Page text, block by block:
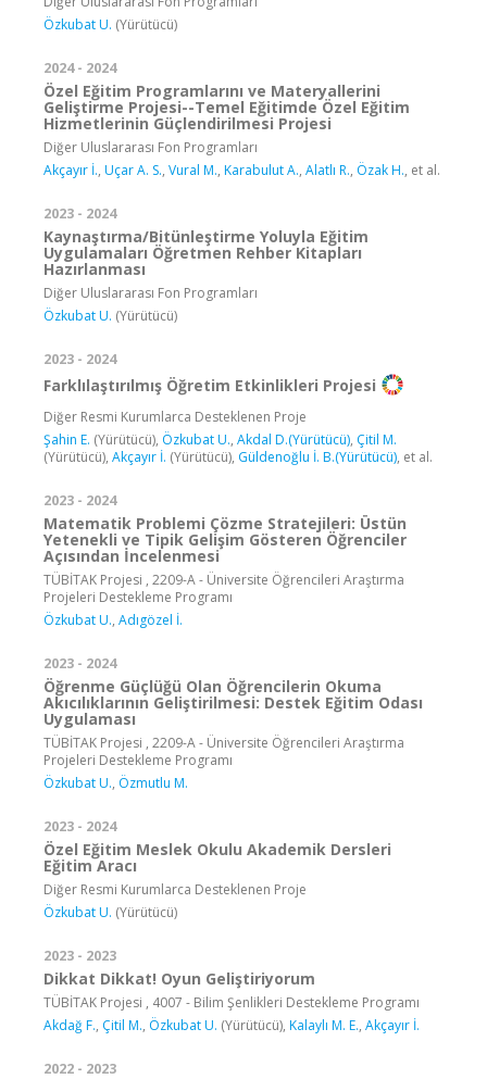
Özkubat U. (Yürütücü)
2024 - 2024
Özel Eğitim Programlarını ve Materyallerini
Geliştirme Projesi--Temel Eğitimde Özel Eğitim
Hizmetlerinin Güçlendirilmesi Projesi
Diğer Uluslararası Fon Programları
Akçayır İ., Uçar A. S., Vural M., Karabulut A., Alatlı R., Özak H., et al.
2023 - 2024
Kaynaştırma/Bitünleştirme Yoluyla Eğitim
Uygulamaları Öğretmen Rehber Kitapları
Hazırlanması
Diğer Uluslararası Fon Programları
Özkubat U. (Yürütücü)
2023 - 2024
Farklılaştırılmış Öğretim Etkinlikleri Projesi
Diğer Resmi Kurumlarca Desteklenen Proje
Şahin E. (Yürütücü), Özkubat U., Akdal D.(Yürütücü), Çitil M.
(Yürütücü), Akçayır İ. (Yürütücü), Güldenoğlu İ. B.(Yürütücü), et al.
2023 - 2024
Matematik Problemi Çözme Stratejileri: Üstün
Yetenekli ve Tipik Gelişim Gösteren Öğrenciler
Açısından İncelenmesi
TÜBİTAK Projesi , 2209-A - Üniversite Öğrencileri Araştırma
Projeleri Destekleme Programı
Özkubat U., Adıgözel İ.
2023 - 2024
Öğrenme Güçlüğü Olan Öğrencilerin Okuma
Akıcılıklarının Geliştirilmesi: Destek Eğitim Odası
Uygulaması
TÜBİTAK Projesi , 2209-A - Üniversite Öğrencileri Araştırma
Projeleri Destekleme Programı
Özkubat U., Özmutlu M.
2023 - 2024
Özel Eğitim Meslek Okulu Akademik Dersleri
Eğitim Aracı
Diğer Resmi Kurumlarca Desteklenen Proje
Özkubat U. (Yürütücü)
2023 - 2023
Dikkat Dikkat! Oyun Geliştiriyorum
TÜBİTAK Projesi , 4007 - Bilim Şenlikleri Destekleme Programı
Akdağ F., Çitil M., Özkubat U. (Yürütücü), Kalaylı M. E., Akçayır İ.
2022 - 2023